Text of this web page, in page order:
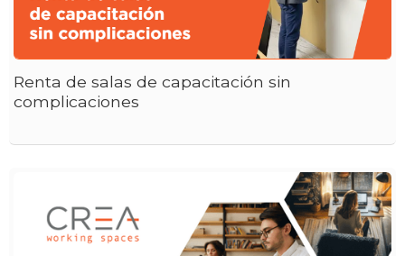
Renta de salas de capacitación sin
complicaciones